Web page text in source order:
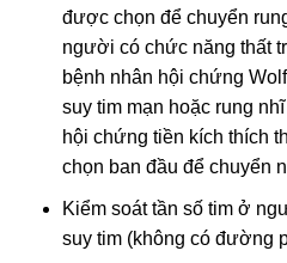
được chọn để chuyển
người có chức năng thất
bệnh nhân hội chứng
suy tim mạn hoặc rung
hội chứng tiền kích thích
chọn ban đầu để chuyển
Kiểm soát tần số tim ở
suy tim (không có đường